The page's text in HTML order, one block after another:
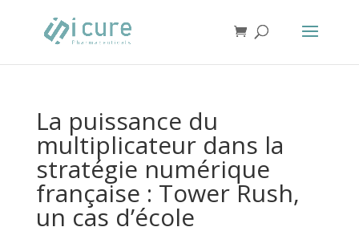
La puissance du
multiplicateur dans la
stratégie numérique
française : Tower Rush,
un cas d’école